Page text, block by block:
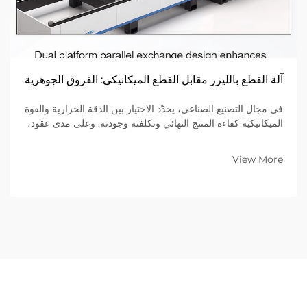
آلة القطع بالليزر مقابل القطع الميكانيكي: الفروق الجوهرية
في مجال التصنيع الصناعي، يحدّد الاختيار بين الدقة الحرارية والقوة
الميكانيكية كفاءة المنتج النهائي وتكلفته وجودته. وعلى مدى عقود،
View More